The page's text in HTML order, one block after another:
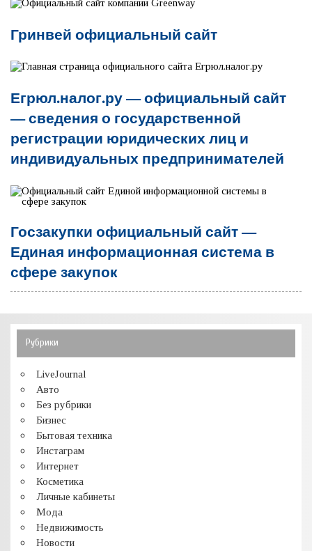
Гринвей официальный сайт
Егрюл.налог.ру — официальный сайт
— сведения о государственной
регистрации юридических лиц и
индивидуальных предпринимателей
Госзакупки официальный сайт —
Единая информационная система в
сфере закупок
Рубрики
LiveJournal
Авто
Без рубрики
Бизнес
Бытовая техника
Инстаграм
Интернет
Косметика
Личные кабинеты
Мода
Недвижимость
Новости